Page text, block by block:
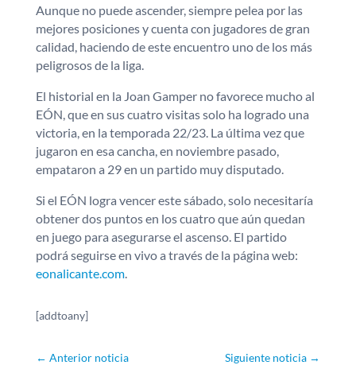
Aunque no puede ascender, siempre pelea por las
mejores posiciones y cuenta con jugadores de gran
calidad, haciendo de este encuentro uno de los más
peligrosos de la liga.
El historial en la Joan Gamper no favorece mucho al
EÓN, que en sus cuatro visitas solo ha logrado una
victoria, en la temporada 22/23. La última vez que
jugaron en esa cancha, en noviembre pasado,
empataron a 29 en un partido muy disputado.
Si el EÓN logra vencer este sábado, solo necesitaría
obtener dos puntos en los cuatro que aún quedan
en juego para asegurarse el ascenso. El partido
podrá seguirse en vivo a través de la página web:
eonalicante.com.
[addtoany]
← Anterior noticia Siguiente noticia →